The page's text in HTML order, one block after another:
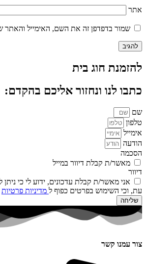
אתר
שמור בדפדפן זה את השם, האימייל והאתר
להזמנת חוג בית
כתבו לנו ונחזור אליכם בהקדם:
שם
טלפון
אימייל
הודעה
הסכמה
מאשר/ת קבלת דיוור במייל
דיוור
אני מאשר/ת קבלת עדכונים, ידוע לי כי
עת, וכי השימוש בפרטים כפוף ל מדיניות פרטיות
שליחה
צור עמנו קשר